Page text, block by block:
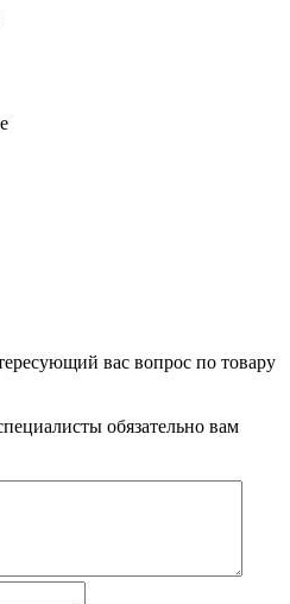
вас вопрос по товару
обязательно вам